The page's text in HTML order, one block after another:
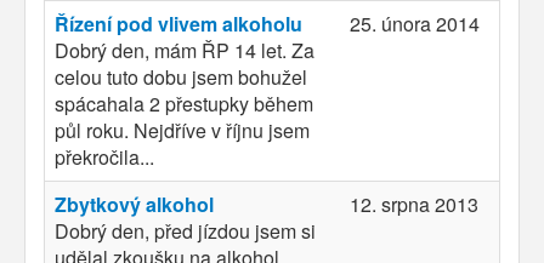
Řízení pod vlivem alkoholu
Dobrý den, mám ŘP 14 let. Za
celou tuto dobu jsem bohužel
spácahala 2 přestupky během
půl roku. Nejdříve v říjnu jsem
překročila...
25. února 2014
Zbytkový alkohol
Dobrý den, před jízdou jsem si
udělal zkoušku na alkohol
12. srpna 2013